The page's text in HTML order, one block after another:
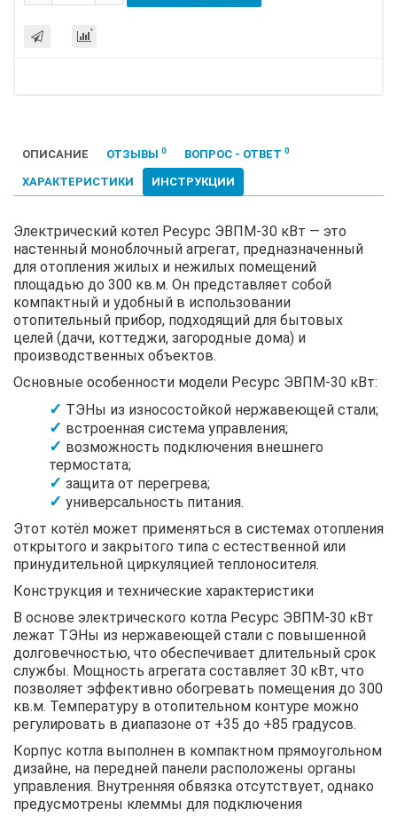
ОПИСАНИЕ ОТЗЫВЫ 0 ВОПРОС - ОТВЕТ 0
ХАРАКТЕРИСТИКИ ИНСТРУКЦИИ
Электрический котел Ресурс ЭВПМ-30 кВт — это
настенный моноблочный агрегат, предназначенный
для отопления жилых и нежилых помещений
площадью до 300 кв.м. Он представляет собой
компактный и удобный в использовании
отопительный прибор, подходящий для бытовых
целей (дачи, коттеджи, загородные дома) и
производственных объектов.
Основные особенности модели Ресурс ЭВПМ-30 кВт:
ТЭНы из износостойкой нержавеющей стали;
встроенная система управления;
возможность подключения внешнего
термостата;
защита от перегрева;
универсальность питания.
Этот котёл может применяться в системах отопления
открытого и закрытого типа с естественной или
принудительной циркуляцией теплоносителя.
Конструкция и технические характеристики
В основе электрического котла Ресурс ЭВПМ-30 кВт
лежат ТЭНы из нержавеющей стали с повышенной
долговечностью, что обеспечивает длительный срок
службы. Мощность агрегата составляет 30 кВт, что
позволяет эффективно обогревать помещения до 300
кв.м. Температуру в отопительном контуре можно
регулировать в диапазоне от +35 до +85 градусов.
Корпус котла выполнен в компактном прямоугольном
дизайне, на передней панели расположены органы
управления. Внутренняя обвязка отсутствует, однако
предусмотрены клеммы для подключения